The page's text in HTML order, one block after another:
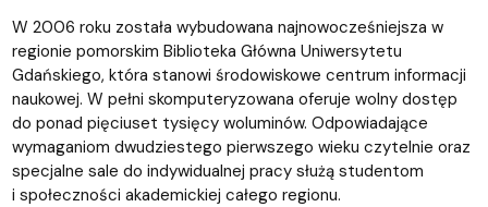
W 2006 roku została wybudowana najnowocześniejsza w
regionie pomorskim Biblioteka Główna Uniwersytetu
Gdańskiego, która stanowi środowiskowe centrum informacji
naukowej. W pełni skomputeryzowana oferuje wolny dostęp
do ponad pięciuset tysięcy woluminów. Odpowiadające
wymaganiom dwudziestego pierwszego wieku czytelnie oraz
specjalne sale do indywidualnej pracy służą studentom
i społeczności akademickiej całego regionu.